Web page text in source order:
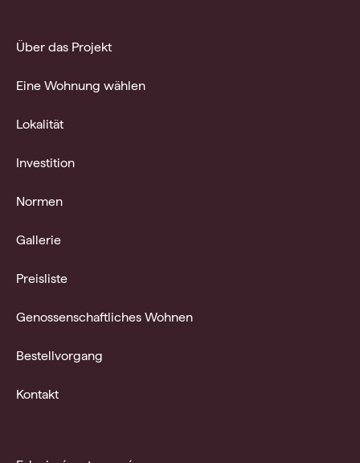
Über das Projekt
Eine Wohnung wählen
Lokalität
Investition
Normen
Gallerie
Preisliste
Genossenschaftliches Wohnen
Bestellvorgang
Kontakt